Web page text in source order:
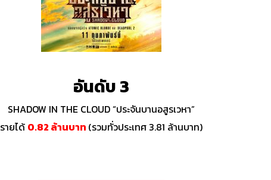
อันดับ 3
SHADOW IN THE CLOUD “ประจันบานอสูรเวหา”
รายได้ 0.82 ล้านบาท (รวมทั่วประเทศ 3.81 ล้านบาท)